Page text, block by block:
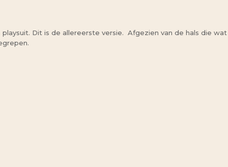
Dit is de allereerste versie. Afgezien van de hals die wat